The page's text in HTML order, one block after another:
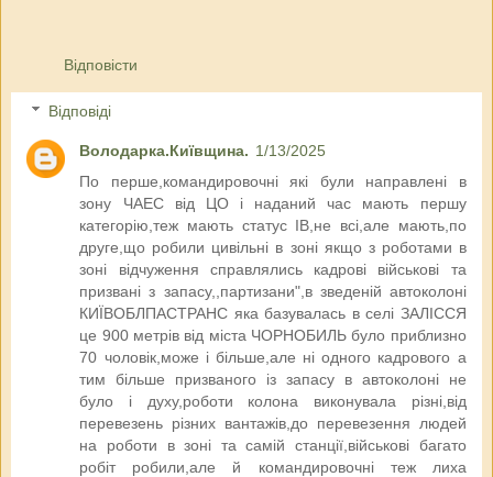
Відповісти
Відповіді
Володарка.Київщина. 1/13/2025
По перше,командировочні які були направлені в
зону ЧАЕС від ЦО і наданий час мають першу
категорію,теж мають статус ІВ,не всі,але мають,по
друге,що робили цивільні в зоні якщо з роботами в
зоні відчуження справлялись кадрові військові та
призвані з запасу,,партизани",в зведеній автоколоні
КИЇВОБЛПАСТРАНС яка базувалась в селі ЗАЛІССЯ
це 900 метрів від міста ЧОРНОБИЛЬ було приблизно
70 чоловік,може і більше,але ні одного кадрового а
тим більше призваного із запасу в автоколоні не
було і духу,роботи колона виконувала різні,від
перевезень різних вантажів,до перевезення людей
на роботи в зоні та самій станції,військові багато
робіт робили,але й командировочні теж лиха